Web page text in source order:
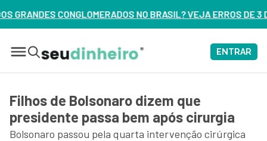
NO BRASIL? VEJA ERROS DE 3 DELES – ASSISTA
ENTRAR
Filhos de Bolsonaro dizem que
presidente passa bem após cirurgia
Bolsonaro passou pela quarta intervenção cirúrgica